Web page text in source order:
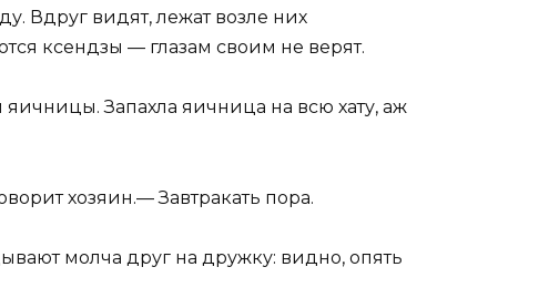
Вдруг видят, лежат возле них
ксендзы — глазам своим не верят.
Запахла яичница на всю хату, аж
хозяин.— Завтракать пора.
молча друг на дружку: видно, опять